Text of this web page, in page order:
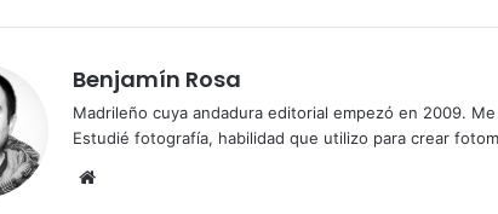
Benjamín Rosa
Madrileño cuya andadura editorial empezó en 2009.
Estudié fotografía, habilidad que utilizo para crear